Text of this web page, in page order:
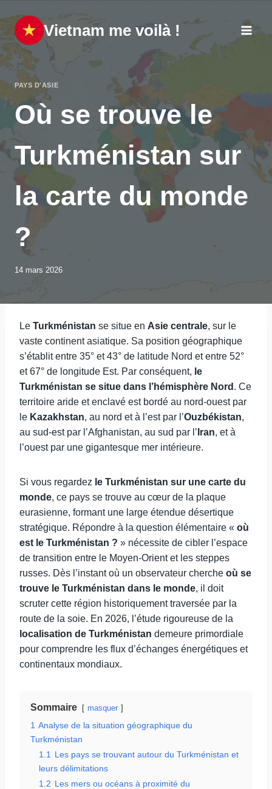
au
contenu
Vietnam me voilà !
PAYS D'ASIE
Où se trouve le
Turkménistan sur
la carte du monde
?
14 mars 2026
Le Turkménistan se situe en Asie centrale, sur le
vaste continent asiatique. Sa position géographique
s’établit entre 35° et 43° de latitude Nord et entre 52°
et 67° de longitude Est. Par conséquent, le
Turkménistan se situe dans l’hémisphère Nord . Ce
territoire aride et enclavé est bordé au nord-ouest par
le Kazakhstan, au nord et à l’est par l’Ouzbékistan,
au sud-est par l’Afghanistan, au sud par l’ Iran, et à
l’ouest par une gigantesque mer intérieure.
Si vous regardez le Turkménistan sur une carte du
monde, ce pays se trouve au cœur de la plaque
eurasienne, formant une large étendue désertique
stratégique. Répondre à la question élémentaire « où
est le Turkménistan ? » nécessite de cibler l’espace
de transition entre le Moyen-Orient et les steppes
russes. Dès l’instant où un observateur cherche où se
trouve le Turkménistan dans le monde, il doit
scruter cette région historiquement traversée par la
route de la soie. En 2026, l’étude rigoureuse de la
localisation de Turkménistan demeure primordiale
pour comprendre les flux d’échanges énergétiques et
continentaux mondiaux.
Sommaire masquer
1 Analyse de la situation géographique du
Turkménistan
1.1
Les pays se trouvant autour du Turkménistan et
leurs délimitations
1.2 Les mers ou océans à proximité du